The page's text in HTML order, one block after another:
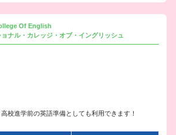
Of English
ナル・カレッジ・オブ・イングリッシュ
校進学前の英語準備としても利用できます！